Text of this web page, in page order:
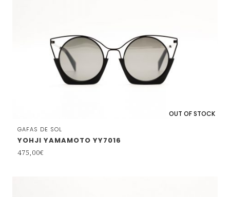
OUT OF STOCK
GAFAS DE SOL
YOHJI YAMAMOTO YY7016
475,00€